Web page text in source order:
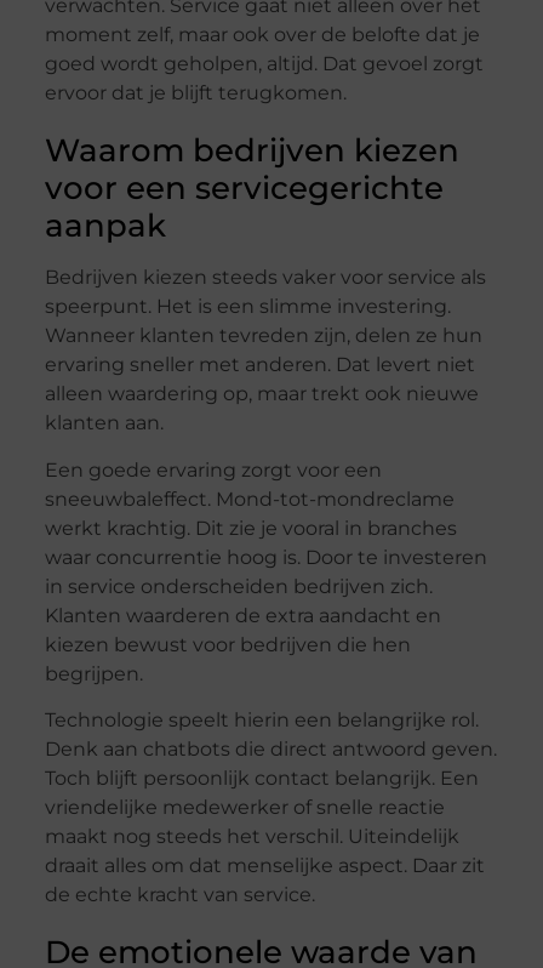
verwachten. Service gaat niet alleen over het
moment zelf, maar ook over de belofte dat je
goed wordt geholpen, altijd. Dat gevoel zorgt
ervoor dat je blijft terugkomen.
Waarom bedrijven kiezen
voor een servicegerichte
aanpak
Bedrijven kiezen steeds vaker voor service als
speerpunt. Het is een slimme investering.
Wanneer klanten tevreden zijn, delen ze hun
ervaring sneller met anderen. Dat levert niet
alleen waardering op, maar trekt ook nieuwe
klanten aan.
Een goede ervaring zorgt voor een
sneeuwbaleffect. Mond-tot-mondreclame
werkt krachtig. Dit zie je vooral in branches
waar concurrentie hoog is. Door te investeren
in service onderscheiden bedrijven zich.
Klanten waarderen de extra aandacht en
kiezen bewust voor bedrijven die hen
begrijpen.
Technologie speelt hierin een belangrijke rol.
Denk aan chatbots die direct antwoord geven.
Toch blijft persoonlijk contact belangrijk. Een
vriendelijke medewerker of snelle reactie
maakt nog steeds het verschil. Uiteindelijk
draait alles om dat menselijke aspect. Daar zit
de echte kracht van service.
De emotionele waarde van